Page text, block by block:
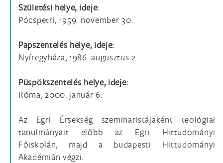
Születési helye, ideje:
Pócspetri, 1959. november 30.
Papszentelés helye, ideje:
Nyíregyháza, 1986. augusztus 2.
Püspökszentelés helye, ideje:
Róma, 2000. január 6.
Az Egri Érsekség szeminaristájaként teológiai
tanulmányait előbb az Egri Hittudományi
Főiskolán, majd a budapesti Hittudományi
Akadémián végzi.